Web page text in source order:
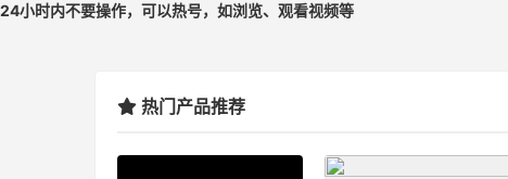
24小时内不要操作，可以热号，如浏览、观看视频等
热门产品推荐